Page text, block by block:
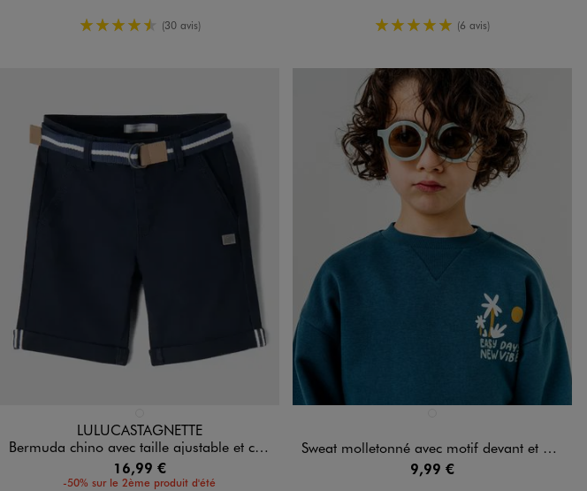
4.5/5 de moyenne
(30 avis) 5/5 de moyenne
(6 avis)
LULUCASTAGNETTE
Bermuda chino avec taille ajustable et ceinture garçon - LuluCastagnette
16,99 €
-50% sur le 2ème produit d'été
Sweat molletonné avec motif devant et dos garçon
9,99 €